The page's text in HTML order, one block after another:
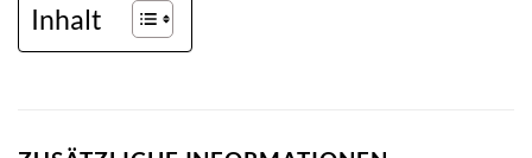
Inhalt